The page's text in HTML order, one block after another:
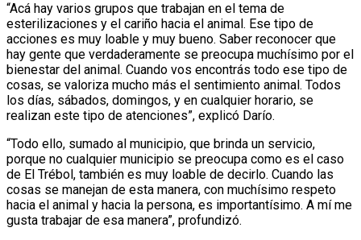
“Acá hay varios grupos que trabajan en el tema de
esterilizaciones y el cariño hacia el animal. Ese tipo de
acciones es muy loable y muy bueno. Saber reconocer que
hay gente que verdaderamente se preocupa muchísimo por el
bienestar del animal. Cuando vos encontrás todo ese tipo de
cosas, se valoriza mucho más el sentimiento animal. Todos
los días, sábados, domingos, y en cualquier horario, se
realizan este tipo de atenciones”, explicó Darío.
“Todo ello, sumado al municipio, que brinda un servicio,
porque no cualquier municipio se preocupa como es el caso
de El Trébol, también es muy loable de decirlo. Cuando las
cosas se manejan de esta manera, con muchísimo respeto
hacia el animal y hacia la persona, es importantísimo. A mí me
gusta trabajar de esa manera”, profundizó.